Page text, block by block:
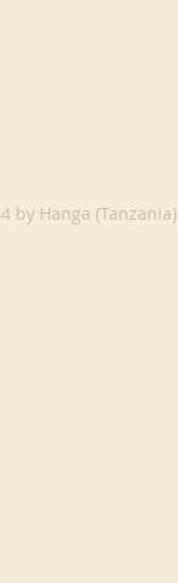
by Hanga (Tanzania)